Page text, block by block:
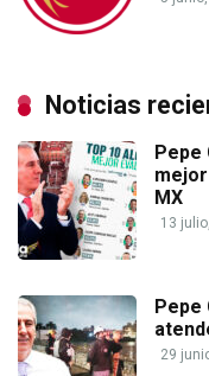
Noticias
Pepe
MX
13
Pepe
29